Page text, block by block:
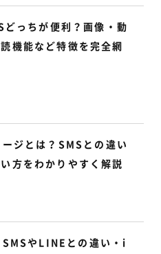
どっちが便利？画像・動
機能など特徴を完全網
ジとは？SMSとの違い
方をわかりやすく解説
SMSやLINEとの違い・i